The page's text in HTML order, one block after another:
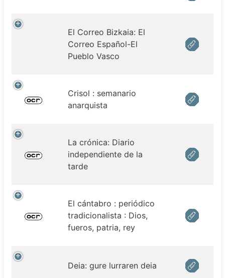
El Correo Bizkaia: El
Correo Español-El
Pueblo Vasco
Crisol : semanario
anarquista
La crónica: Diario
independiente de la
tarde
El cántabro : periódico
tradicionalista : Dios,
fueros, patria, rey
Deia: gure lurraren deia